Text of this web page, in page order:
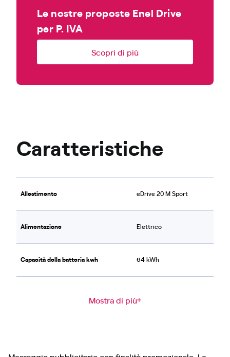
Le nostre proposte Enel Drive
per P. IVA
Scopri di più
Caratteristiche
Allestimento eDrive 20 M Sport
Alimentazione Elettrico
Capacità della batteria kwh 64 kWh
Mostra di più